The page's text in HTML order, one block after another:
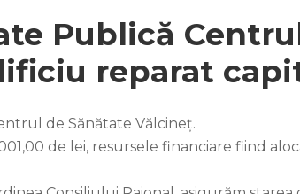
Publică
reparat
de Sănătate Vălcineț.
de lei, resursele financiare fiind